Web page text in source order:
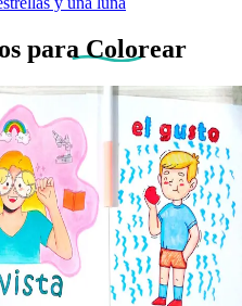
para Colorear